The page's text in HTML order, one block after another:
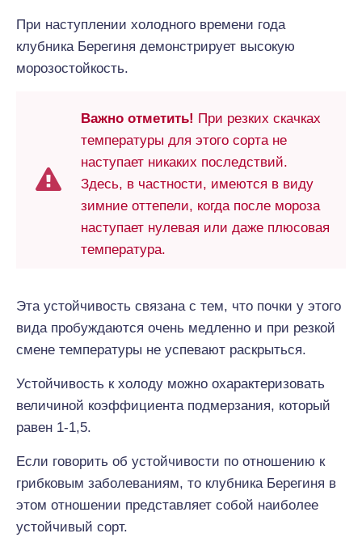
При наступлении холодного времени года
клубника Берегиня демонстрирует высокую
морозостойкость.
Важно отметить! При резких скачках
температуры для этого сорта не
наступает никаких последствий.
Здесь, в частности, имеются в виду
зимние оттепели, когда после мороза
наступает нулевая или даже плюсовая
температура.
Эта устойчивость связана с тем, что почки у этого
вида пробуждаются очень медленно и при резкой
смене температуры не успевают раскрыться.
Устойчивость к холоду можно охарактеризовать
величиной коэффициента подмерзания, который
равен 1-1,5.
Если говорить об устойчивости по отношению к
грибковым заболеваниям, то клубника Берегиня в
этом отношении представляет собой наиболее
устойчивый сорт.